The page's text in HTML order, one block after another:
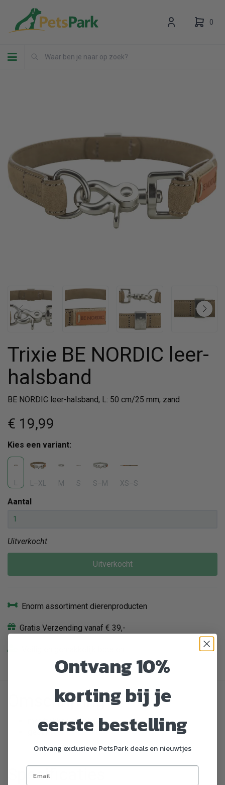
Toggle navigation
0
Vul hem met producten.
Trixie BE NORDIC leer-
halsband
BE NORDIC leer-halsband, L: 50 cm/25 mm, zand
€ 19,99
Kies een variant:
L L–XL M S S–M XS–S
Aantal
Uitverkocht
Uitverkocht
Enorm assortiment dierenproducten
Gratis Verzending vanaf € 39,-
Omschrijving
met trekker-snaphaak
gestikt
Specificaties
Ontvang 10%
korting bij je
eerste bestelling
Ontvang exclusieve PetsPark deals en nieuwtjes